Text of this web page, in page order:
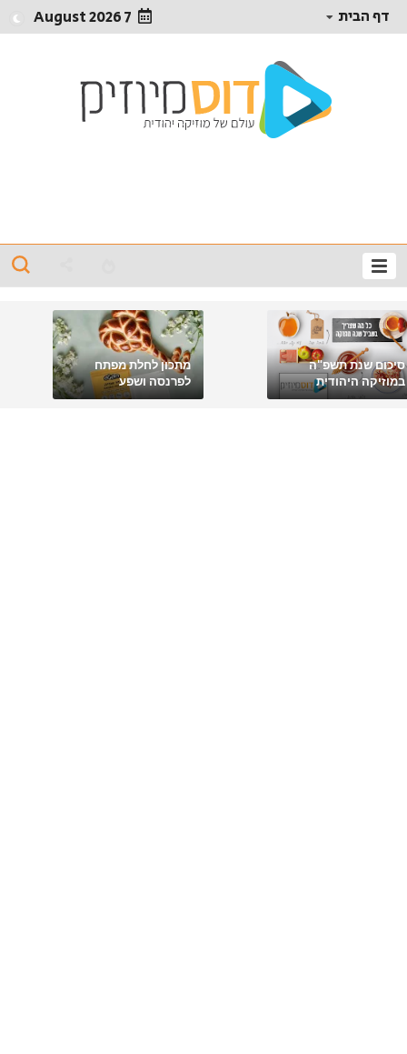
דף הבית 7 August 2026
סיכום שנת תשפ"ה
במוזיקה היהודית
מתכון לחלת מפתח
לפרנסה ושפע